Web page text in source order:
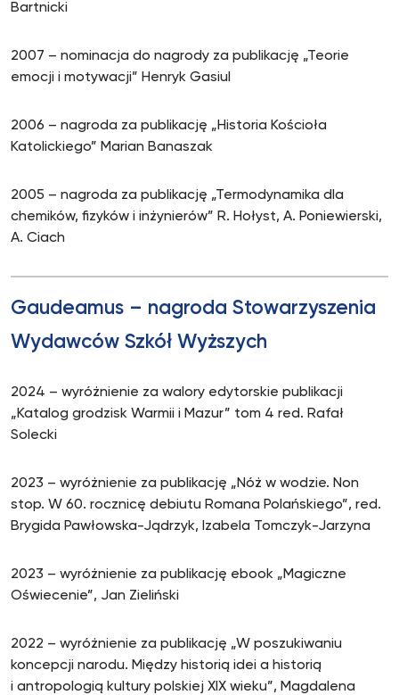
Bartnicki
2007 – nominacja do nagrody za publikację „Teorie
emocji i motywacji” Henryk Gasiul
2006 – nagroda za publikację „Historia Kościoła
Katolickiego” Marian Banaszak
2005 – nagroda za publikację „Termodynamika dla
chemików, fizyków i inżynierów” R. Hołyst, A. Poniewierski,
A. Ciach
Gaudeamus – nagroda Stowarzyszenia
Wydawców Szkół Wyższych
2024 – wyróżnienie za walory edytorskie publikacji
„Katalog grodzisk Warmii i Mazur” tom 4 red. Rafał
Solecki
2023 – wyróżnienie za publikację „Nóż w wodzie. Non
stop. W 60. rocznicę debiutu Romana Polańskiego”, red.
Brygida Pawłowska-Jądrzyk, Izabela Tomczyk-Jarzyna
2023 – wyróżnienie za publikację ebook „Magiczne
Oświecenie”, Jan Zieliński
2022 – wyróżnienie za publikację „W poszukiwaniu
koncepcji narodu. Między historią idei a historią
i antropologią kultury polskiej XIX wieku”, Magdalena